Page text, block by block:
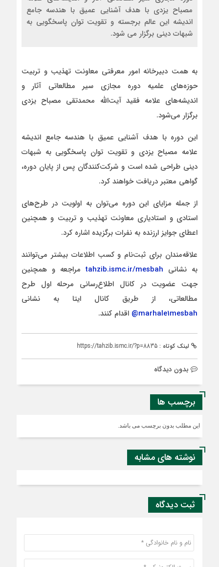
مصباح یزدی با هدف آشنایی عمیق با هندسه جامع
اندیشه این عالم برجسته و تقویت توان پاسخگویی به
شبهات دینی برگزار می شود.
به همت دبیرخانه امور معرفتی معاونت تهذیب و تربیت
حوزه‌های علمیه دوره مجازی سیر مطالعاتی آثار و
اندیشه‌های علامه فقید آیت‌الله محمدتقی مصباح یزدی
برگزار می‌شود.
این دوره با هدف آشنایی عمیق با هندسه جامع اندیشه
علامه مصباح یزدی و تقویت توان پاسخگویی به شبهات
دینی طراحی شده است و شرکت‌کنندگان پس از پایان دوره،
گواهی معتبر دریافت خواهند کرد.
از جمله مزایای این دوره می‌توان به اولویت در طرح‌های
استادی و استادیاری معاونت تهذیب و تربیت و همچنین
اعطای جوایز ارزنده به نفرات برگزیده اشاره کرد.
علاقه‌مندان برای ثبت‌نام و کسب اطلاعات بیشتر می‌توانند
به نشانی tahzib.ismc.ir/mesbah مراجعه و همچنین
جهت عضویت در کانال اطلاع‌رسانی مرحله اول طرح
مطالعاتی، از طریق کانال ایتا به نشانی
marhale1mesbah@
اقدام کنند.
لینک کوتاه : https://tahzib.ismc.ir/?p=8835
بدون دیدگاه
برچسب ها
این مطلب بدون برچسب می باشد.
نوشته های مشابه
ثبت دیدگاه